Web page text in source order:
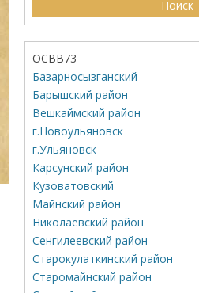
ОСВВ73
Базарносызганский
Барышский район
Вешкаймский район
г.Новоульяновск
г.Ульяновск
Карсунский район
Кузоватовский
Майнский район
Николаевский район
Сенгилеевский район
Старокулаткинский район
Старомайнский район